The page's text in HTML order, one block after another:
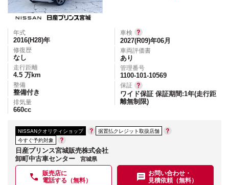
年式
2016(H28)年
修復歴
なし
走行距離
4.5 万km
整備
整備付き
排気量
660cc
車検
2027(R09)年06月
車両評価書
あり
管理番号
1100-101-10569
保証
ワイド保証 保証期間:1年(走行距
離無制限)
NISSANクオリティショップ
据置払クレジット取扱店舗
今すぐ予約対象
日産プリンス宮城販売株式会社
卸町中古車センター
宮城県
販売店に
電話する（無料）
お問い合わせ・
見積依頼（無料）